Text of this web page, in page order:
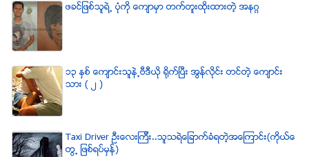
ဖခင္ျဖစ္သူရဲ႕ ပံုကို ေက်ာမွာ တက္တူးထိုးထားတဲ့ အနဂၢ
၁၃ ႏွစ္ ေက်ာင္းသူနဲ႕ဗီဒီယို ရိုက္ျပီး အြန္လိုင္း တင္တဲ့ ေက်ာင္း
သား ( ၂ )
Taxi Driver ဦးေလးၾကီး..သူသရဲေျခာက္ခံရတဲ့အေၾကာင္း(ကိုယ္ေ
တြ႕ ျဖစ္ရပ္မွန္)